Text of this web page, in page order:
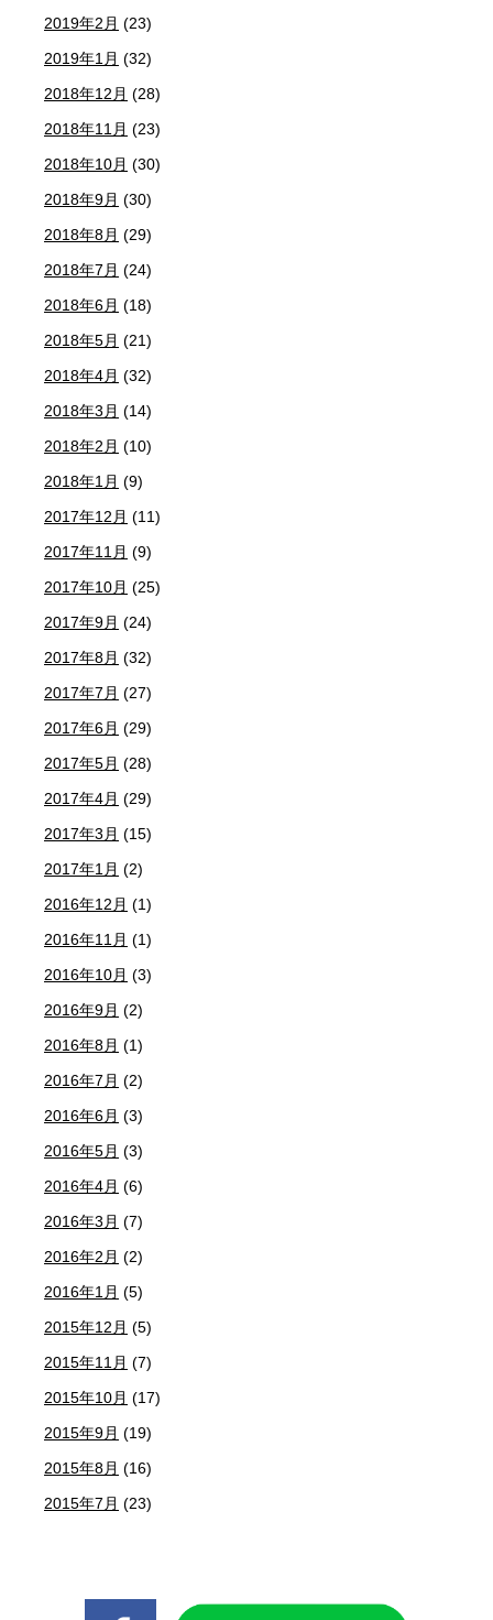
2019年2月 (23)
2019年1月 (32)
2018年12月 (28)
2018年11月 (23)
2018年10月 (30)
2018年9月 (30)
2018年8月 (29)
2018年7月 (24)
2018年6月 (18)
2018年5月 (21)
2018年4月 (32)
2018年3月 (14)
2018年2月 (10)
2018年1月 (9)
2017年12月 (11)
2017年11月 (9)
2017年10月 (25)
2017年9月 (24)
2017年8月 (32)
2017年7月 (27)
2017年6月 (29)
2017年5月 (28)
2017年4月 (29)
2017年3月 (15)
2017年1月 (2)
2016年12月 (1)
2016年11月 (1)
2016年10月 (3)
2016年9月 (2)
2016年8月 (1)
2016年7月 (2)
2016年6月 (3)
2016年5月 (3)
2016年4月 (6)
2016年3月 (7)
2016年2月 (2)
2016年1月 (5)
2015年12月 (5)
2015年11月 (7)
2015年10月 (17)
2015年9月 (19)
2015年8月 (16)
2015年7月 (23)